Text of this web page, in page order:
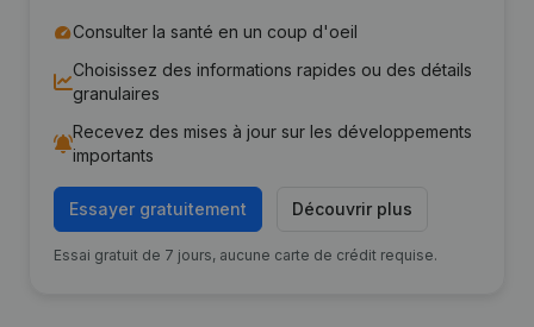
Consulter la santé en un coup d'oeil
Choisissez des informations rapides ou des détails
granulaires
Recevez des mises à jour sur les développements
importants
Essayer gratuitement Découvrir plus
Essai gratuit de 7 jours, aucune carte de crédit requise.